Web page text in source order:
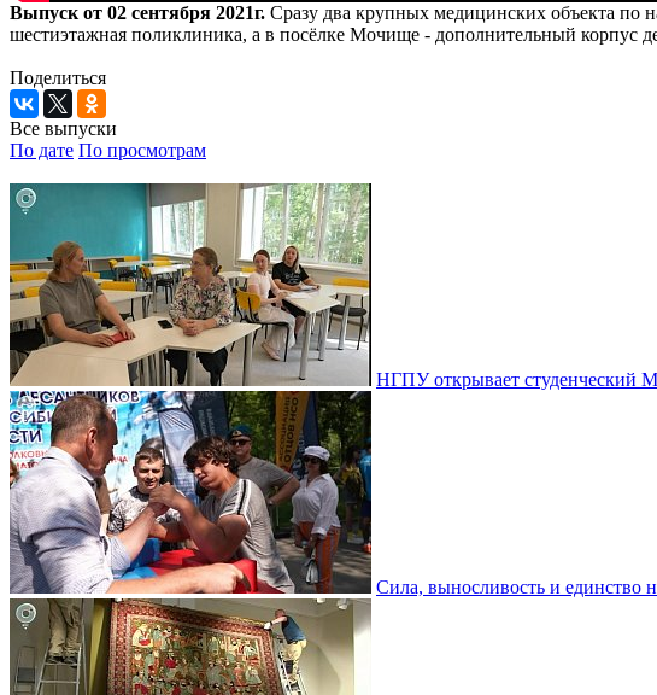
Выпуск от 02 сентября 2021г. Сразу два крупных медицинских объекта по
шестиэтажная поликлиника, а в посёлке Мочище - дополнительный корпус
Поделиться
Все выпуски
По дате По просмотрам
НГПУ открывает студенческий
Сила, выносливость и единство